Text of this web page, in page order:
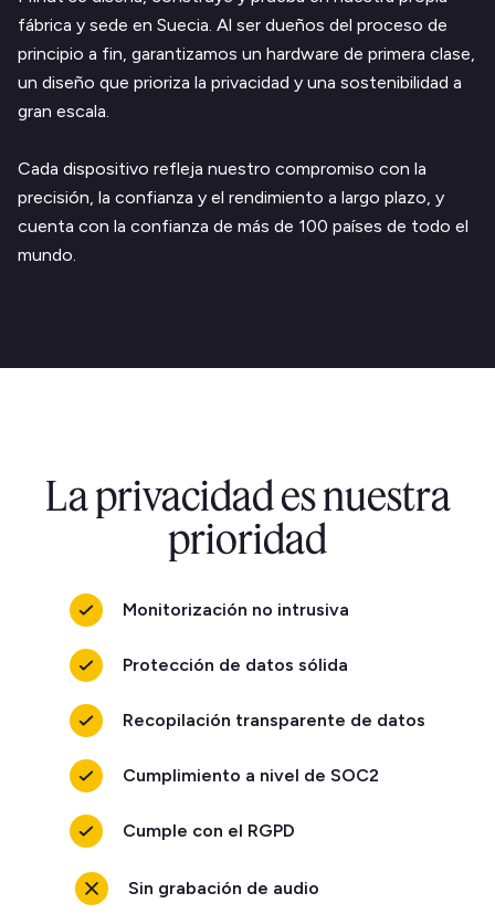
fábrica y sede en Suecia. Al ser dueños del proceso de
principio a fin, garantizamos un hardware de primera clase,
un diseño que prioriza la privacidad y una sostenibilidad a
gran escala.
Cada dispositivo refleja nuestro compromiso con la
precisión, la confianza y el rendimiento a largo plazo, y
cuenta con la confianza de más de 100 países de todo el
mundo.
La privacidad es nuestra
prioridad
Monitorización no intrusiva
Protección de datos sólida
Recopilación transparente de datos
Cumplimiento a nivel de SOC2
Cumple con el RGPD
Sin grabación de audio